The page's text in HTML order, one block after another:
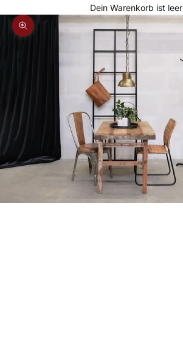
Dein Warenkorb ist leer
Bild vergrößern